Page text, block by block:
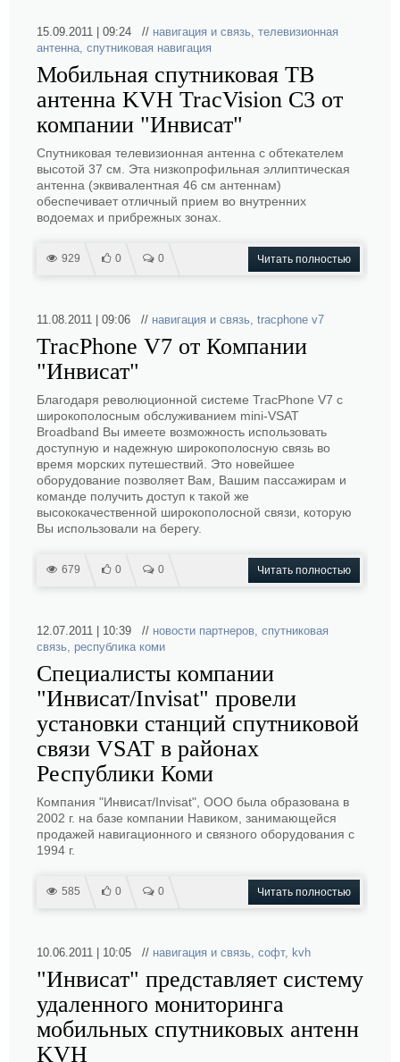
15.09.2011 | 09:24 // навигация и связь, телевизионная
антенна, спутниковая навигация
Мобильная спутниковая ТВ
антенна KVH TracVision C3 от
компании "Инвисат"
Спутниковая телевизионная антенна с обтекателем
высотой 37 см. Эта низкопрофильная эллиптическая
антенна (эквивалентная 46 см антеннам)
обеспечивает отличный прием во внутренних
водоемах и прибрежных зонах.
929 0 0 Читать полностью
11.08.2011 | 09:06 // навигация и связь, tracphone v7
TracPhone V7 от Компании
"Инвисат"
Благодаря революционной системе TracPhone V7 с
широкополосным обслуживанием mini-VSAT
Broadband Вы имеете возможность использовать
доступную и надежную широкополосную связь во
время морских путешествий. Это новейшее
оборудование позволяет Вам, Вашим пассажирам и
команде получить доступ к такой же
высококачественной широкополосной связи, которую
Вы использовали на берегу.
679 0 0 Читать полностью
12.07.2011 | 10:39 // новости партнеров, спутниковая
связь, республика коми
Специалисты компании
"Инвисат/Invisat" провели
установки станций спутниковой
связи VSAT в районах
Республики Коми
Компания "Инвисат/Invisat", ООО была образована в
2002 г. на базе компании Навиком, занимающейся
продажей навигационного и связного оборудования с
1994 г.
585 0 0 Читать полностью
10.06.2011 | 10:05 // навигация и связь, софт, kvh
"Инвисат" представляет систему
удаленного мониторинга
мобильных спутниковых антенн
KVH